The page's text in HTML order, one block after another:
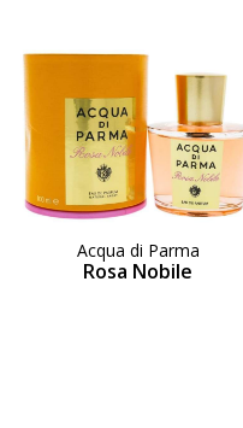
Acqua di Parma
Rosa Nobile